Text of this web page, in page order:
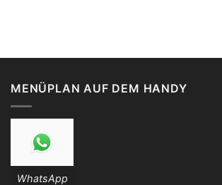
MENÜPLAN AUF DEM HANDY
WhatsApp